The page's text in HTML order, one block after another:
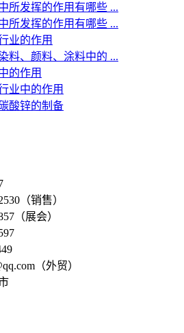
所发挥的作用有哪些 ...
所发挥的作用有哪些 ...
业的作用
料、颜料、涂料中的 ...
的作用
业中的作用
酸锌的制备
（销售）
（展会）
（外贸）